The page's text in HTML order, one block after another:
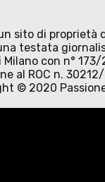
sito di proprietà
testata
con n° 173/
al ROC n.
© 2020